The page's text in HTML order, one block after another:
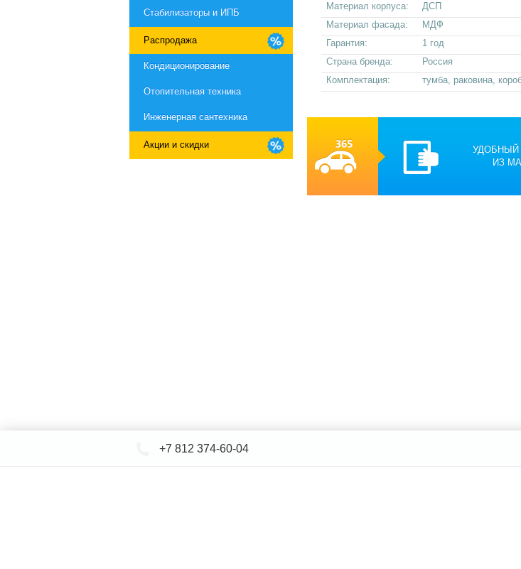
Стабилизаторы и ИПБ
Распродажа
Кондиционирование
Отопительная техника
Инженерная сантехника
Акции и скидки
Материал корпуса:
ДСП
Материал фасада:
МДФ
Гарантия:
1 год
Страна бренда:
Россия
Комплектация:
тумба, раковина,
ИЗ
+7 812 374-60-04